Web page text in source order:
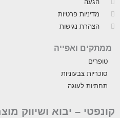
הגעה
מדיניות פרטיות
הצהרת נגישות
ממתקים ואפייה
טופרים
סוכריות צבעוניות
תחתיות לעוגה
קונפטי – יבוא ושיווק